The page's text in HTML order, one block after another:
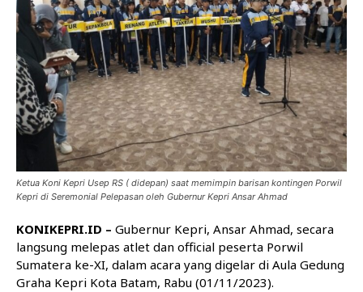
Ketua Koni Kepri Usep RS ( didepan) saat memimpin barisan kontingen Porwil
Kepri di Seremonial Pelepasan oleh Gubernur Kepri Ansar Ahmad
KONIKEPRI.ID – Gubernur Kepri, Ansar Ahmad, secara
langsung melepas atlet dan official peserta Porwil
Sumatera ke-XI, dalam acara yang digelar di Aula Gedung
Graha Kepri Kota Batam, Rabu (01/11/2023).